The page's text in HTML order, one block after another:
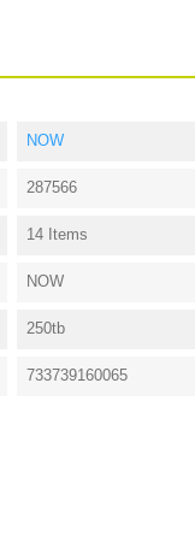
NOW
287566
14 Items
NOW
250tb
733739160065